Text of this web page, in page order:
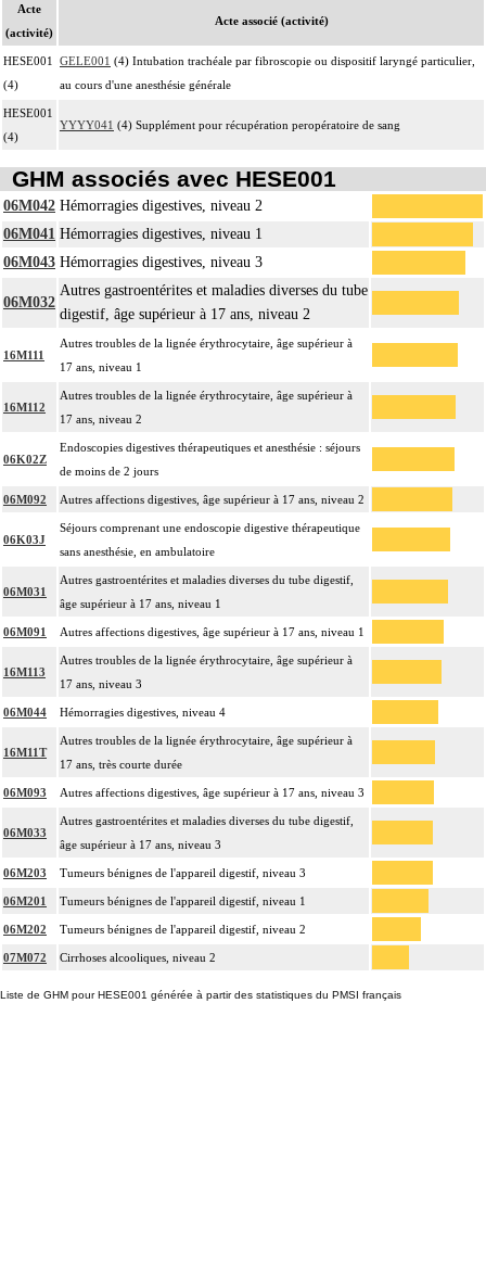
Acte
(activité)
Acte associé (activité)
HESE001
(4)
GELE001 (4) Intubation trachéale par fibroscopie ou dispositif laryngé particulier,
au cours d'une anesthésie générale
HESE001
(4)
YYYY041 (4) Supplément pour récupération peropératoire de sang
GHM associés avec HESE001
06M042 Hémorragies digestives, niveau 2
06M041 Hémorragies digestives, niveau 1
06M043 Hémorragies digestives, niveau 3
06M032
Autres gastroentérites et maladies diverses du tube
digestif, âge supérieur à 17 ans, niveau 2
16M111
Autres troubles de la lignée érythrocytaire, âge supérieur à
17 ans, niveau 1
16M112
Autres troubles de la lignée érythrocytaire, âge supérieur à
17 ans, niveau 2
06K02Z
Endoscopies digestives thérapeutiques et anesthésie : séjours
de moins de 2 jours
06M092 Autres affections digestives, âge supérieur à 17 ans, niveau 2
06K03J
Séjours comprenant une endoscopie digestive thérapeutique
sans anesthésie, en ambulatoire
06M031
Autres gastroentérites et maladies diverses du tube digestif,
âge supérieur à 17 ans, niveau 1
06M091 Autres affections digestives, âge supérieur à 17 ans, niveau 1
16M113
Autres troubles de la lignée érythrocytaire, âge supérieur à
17 ans, niveau 3
06M044 Hémorragies digestives, niveau 4
16M11T
Autres troubles de la lignée érythrocytaire, âge supérieur à
17 ans, très courte durée
06M093 Autres affections digestives, âge supérieur à 17 ans, niveau 3
06M033
Autres gastroentérites et maladies diverses du tube digestif,
âge supérieur à 17 ans, niveau 3
06M203 Tumeurs bénignes de l'appareil digestif, niveau 3
06M201 Tumeurs bénignes de l'appareil digestif, niveau 1
06M202 Tumeurs bénignes de l'appareil digestif, niveau 2
07M072 Cirrhoses alcooliques, niveau 2
Liste de GHM pour HESE001 générée à partir des statistiques du PMSI français